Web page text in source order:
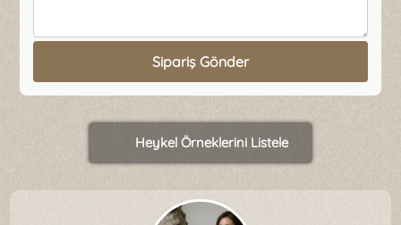
Sipariş Gönder
Heykel Örneklerini Listele